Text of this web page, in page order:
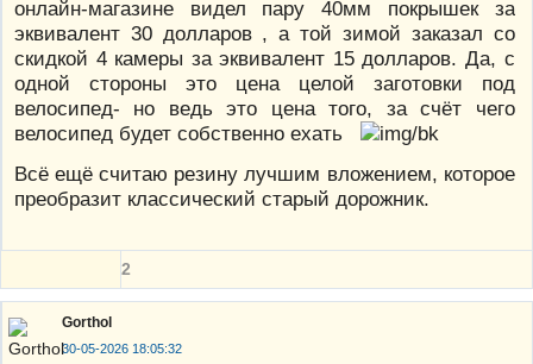
онлайн-магазине видел пару 40мм покрышек за
эквивалент 30 долларов , а той зимой заказал со
скидкой 4 камеры за эквивалент 15 долларов. Да, с
одной стороны это цена целой заготовки под
велосипед- но ведь это цена того, за счёт чего
велосипед будет собственно ехать
Всё ещё считаю резину лучшим вложением, которое
преобразит классический старый дорожник.
2
Gorthol
30-05-2026 18:05:32